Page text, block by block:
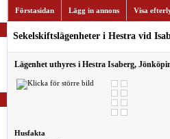
Förstasidan Lägg in annons Visa
Sekelskiftslägenheter i Hestra vid
Lägenhet uthyres i Hestra Isaberg,
Husfakta